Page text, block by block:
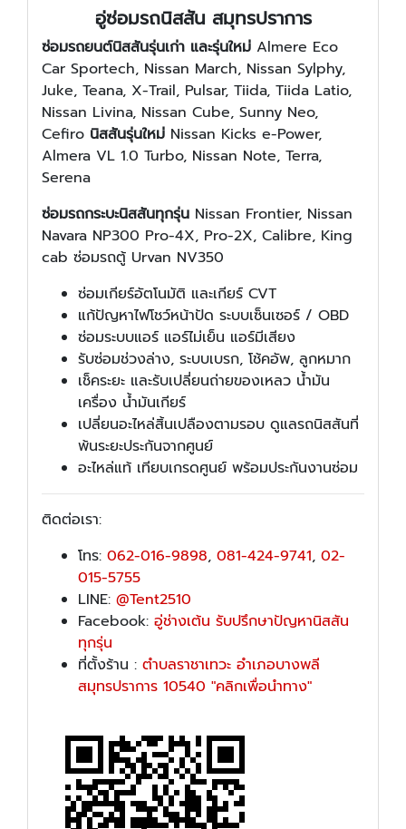
อู่ซ่อมรถนิสสัน สมุทรปราการ
ซ่อมรถยนต์นิสสันรุ่นเก่า และรุ่นใหม่ Almere Eco
Car Sportech, Nissan March, Nissan Sylphy,
Juke, Teana, X-Trail, Pulsar, Tiida, Tiida Latio,
Nissan Livina, Nissan Cube, Sunny Neo,
Cefiro นิสสันรุ่นใหม่ Nissan Kicks e-Power,
Almera VL 1.0 Turbo, Nissan Note, Terra,
Serena
ซ่อมรถกระบะนิสสันทุกรุ่น Nissan Frontier, Nissan
Navara NP300 Pro-4X, Pro-2X, Calibre, King
cab ซ่อมรถตู้ Urvan NV350
ซ่อมเกียร์อัตโนมัติ และเกียร์ CVT
แก้ปัญหาไฟโชว์หน้าปัด ระบบเซ็นเซอร์ / OBD
ซ่อมระบบแอร์ แอร์ไม่เย็น แอร์มีเสียง
รับซ่อมช่วงล่าง, ระบบเบรก, โช้คอัพ, ลูกหมาก
เช็คระยะ และรับเปลี่ยนถ่ายของเหลว น้ำมัน
เครื่อง น้ำมันเกียร์
เปลี่ยนอะไหล่สิ้นเปลืองตามรอบ ดูแลรถนิสสันที่
พ้นระยะประกันจากศูนย์
อะไหล่แท้ เทียบเกรดศูนย์ พร้อมประกันงานซ่อม
ติดต่อเรา:
โทร: 062-016-9898, 081-424-9741, 02-
015-5755
LINE: @Tent2510
Facebook: อู่ช่างเต้น รับปรึกษาปัญหานิสสัน
ทุกรุ่น
ที่ตั้งร้าน : ตำบลราชาเทวะ อำเภอบางพลี
สมุทรปราการ 10540 "คลิกเพื่อนำทาง"